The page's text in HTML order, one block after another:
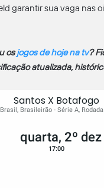
garantir sua vaga nas
osjogos de hoje na tv?
atualizada,
Santos X Botafogo
Brasil, Brasileirão - Série A,
quarta, 2º dez
17:00